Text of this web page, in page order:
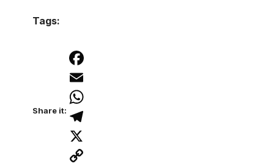
Tags:
Share it:
Facebook
Email
WhatsApp
Telegram
X